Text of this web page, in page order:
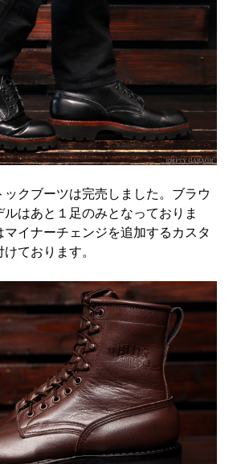
クブーツは完売しました。ブラウ
はあと１足のみとなっておりま
イナーチェンジを追加するカスタ
ております。